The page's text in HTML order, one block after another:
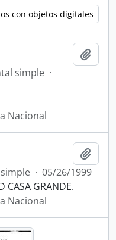
con objetos digitales
simple ·
Nacional
· 05/26/1999
CASA GRANDE.
Nacional